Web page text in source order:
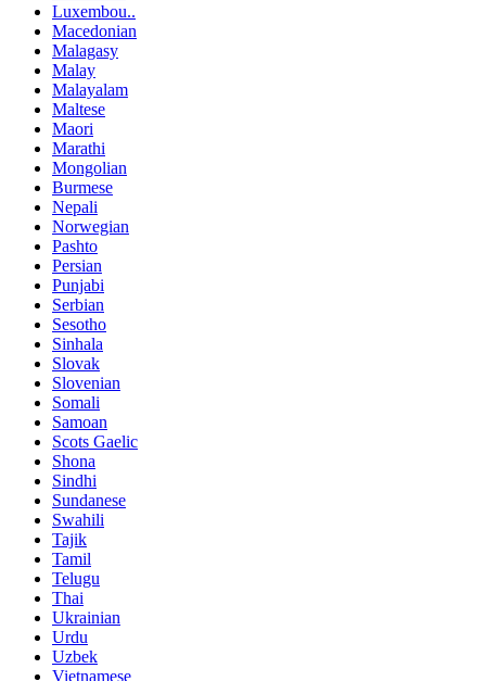
Luxembou..
Macedonian
Malagasy
Malay
Malayalam
Maltese
Maori
Marathi
Mongolian
Burmese
Nepali
Norwegian
Pashto
Persian
Punjabi
Serbian
Sesotho
Sinhala
Slovak
Slovenian
Somali
Samoan
Scots Gaelic
Shona
Sindhi
Sundanese
Swahili
Tajik
Tamil
Telugu
Thai
Ukrainian
Urdu
Uzbek
Vietnamese